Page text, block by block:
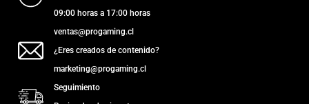
09:00 horas a 17:00 horas
ventas@progaming.cl
¿Eres creados de contenido?
marketing@progaming.cl
Seguimiento